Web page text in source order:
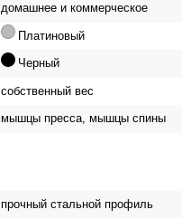
домашнее и коммерческое
Платиновый
Черный
собственный вес
мышцы пресса, мышцы спины
прочный стальной профиль